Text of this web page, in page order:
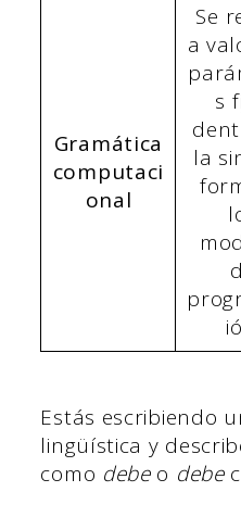
Gramática
computaci
onal
Se
a
s
la
Estás escribiendo
lingüística y
como debeo debe